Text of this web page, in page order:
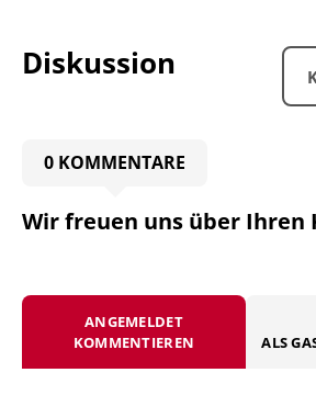
Diskussion
0 KOMMENTARE
Wir freuen uns über Ihren
ANGEMELDET
KOMMENTIEREN
ALS